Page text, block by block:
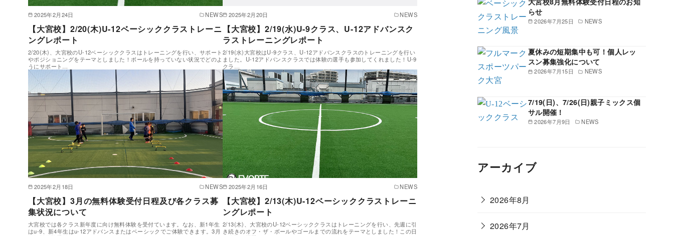
2025年2月24日 NEWS
【大宮校】2/20(木)U-12ベーシッククラストレーニ
ングレポート
2/20(木)、大宮校のU-12ベーシッククラスはトレーニングを行い、サポート
やポジショニングをテーマとしました！ボールを持っていない状況でどのよ
うにサポート…
2025年2月20日 NEWS
【大宮校】2/19(水)U-9クラス、U-12アドバンスク
ラストレーニングレポート
2/19(水)大宮校はU-9クラス、U-12アドバンスクラスのトレーニングを行い
ました。U-12アドバンスクラスでは体験の選手も参加してくれました！U-9
クラ…
2025年2月18日 NEWS
【大宮校】3月の無料体験受付日程及び各クラス募
集状況について
大宮校では各クラス新年度に向け無料体験を受付ています。なお、新1年生
はu-9、新4年生はu-12アドバンスまたはベーシックでご体験できます。3月
2025年2月16日 NEWS
【大宮校】2/13(木)U-12ベーシッククラストレーニ
ングレポート
2/13(木)、大宮校のU-12ベーシッククラスはトレーニングを行い、先週に引
き続きのオフ・ザ・ボールやゴールまでの流れをテーマとしました！この日
2026年7月25日 NEWS
らせ
2026年7月15日 NEWS
夏休みの短期集中も可！個人レッ
スン募集強化について
2026年7月9日 NEWS
7/19(日)、7/26(日)親子ミックス個
サル開催！
アーカイブ
2026年8月
2026年7月